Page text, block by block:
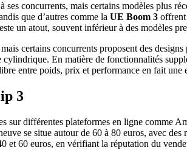
ses concurrents, mais certains modèles plus
que d’autres comme la UE Boom 3 offrent
un atout, souvent inférieur à des modèles
certains concurrents proposent des
En matière de fonctionnalités
entre poids, prix et performance en fait
3
différentes plateformes en ligne comme
se situe autour de 60 à 80 euros, avec
et 60 euros, en vérifiant la réputation du